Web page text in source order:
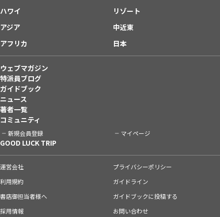
ハワイ
リゾート
アジア
中近東
アフリカ
日本
ウェブマガジン
特派員ブログ
ガイドブック
ニュース
著者一覧
コミュニティ
新規会員登録 マイページ
GOOD LUCK TRIP
運営会社
プライバシーポリシー
利用規約
ガイドライン
書店御担当者様へ
ガイドブックに投稿する
採用情報
お問い合わせ